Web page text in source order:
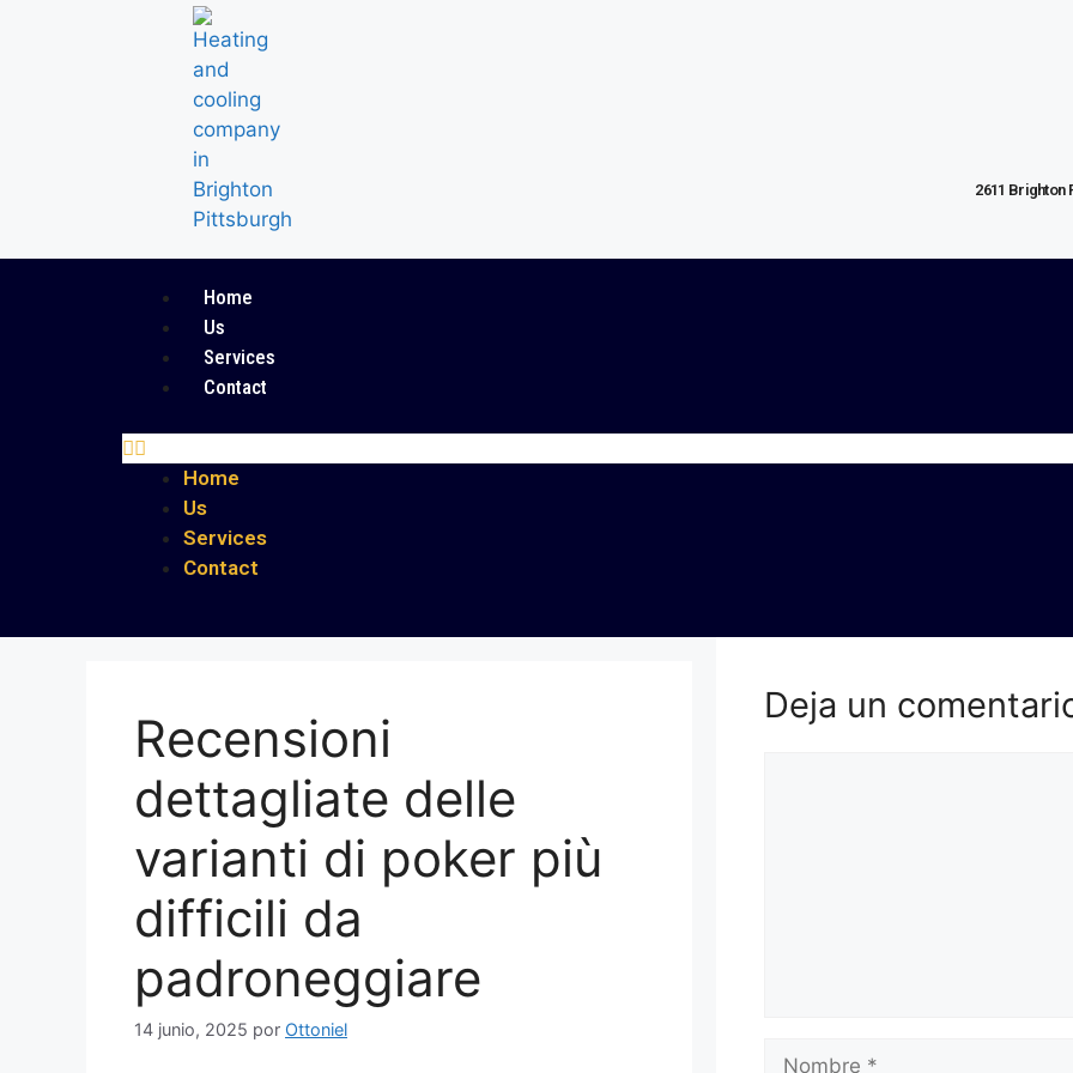
2611 Brighton
Home
Us
Services
Contact
Home
Us
Services
Contact
Recensioni
dettagliate delle
varianti di poker più
difficili da
padroneggiare
14 junio, 2025 por Ottoniel
Deja un